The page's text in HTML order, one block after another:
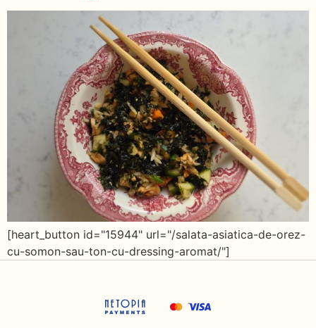
[heart_button id="15944" url="/salata-asiatica-de-orez-
cu-somon-sau-ton-cu-dressing-aromat/"]